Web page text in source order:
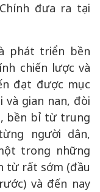
đưa ra tại
phát triển bền
chiến lược và
đạt được mục
và gian nan, đòi
bền bỉ từ trung
người dân,
trong những
từ rất sớm (đầu
và đến nay